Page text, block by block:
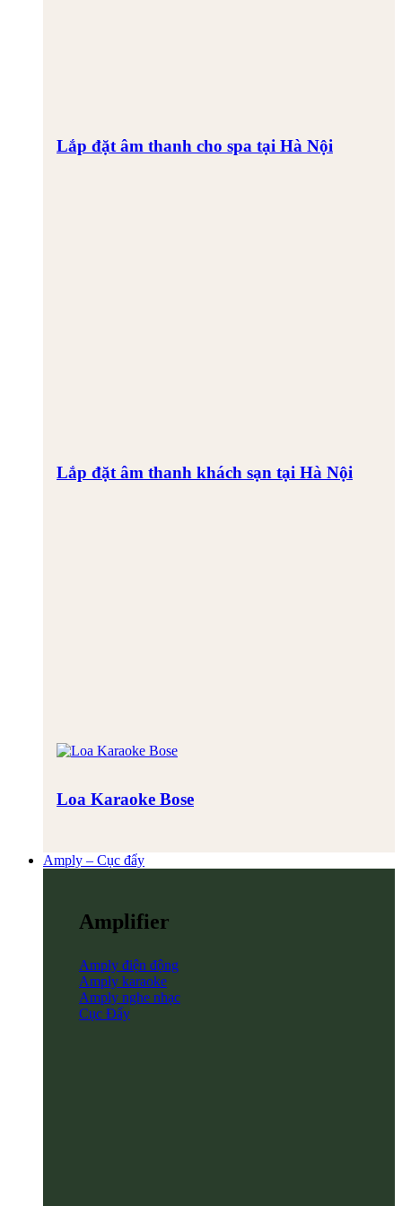
Lắp đặt âm thanh cho spa tại Hà Nội
Lắp đặt âm thanh khách sạn tại Hà Nội
Loa Karaoke Bose
Amply – Cục đẩy
Amplifier
Amply điện động
Amply karaoke
Amply nghe nhạc
Cục Đẩy